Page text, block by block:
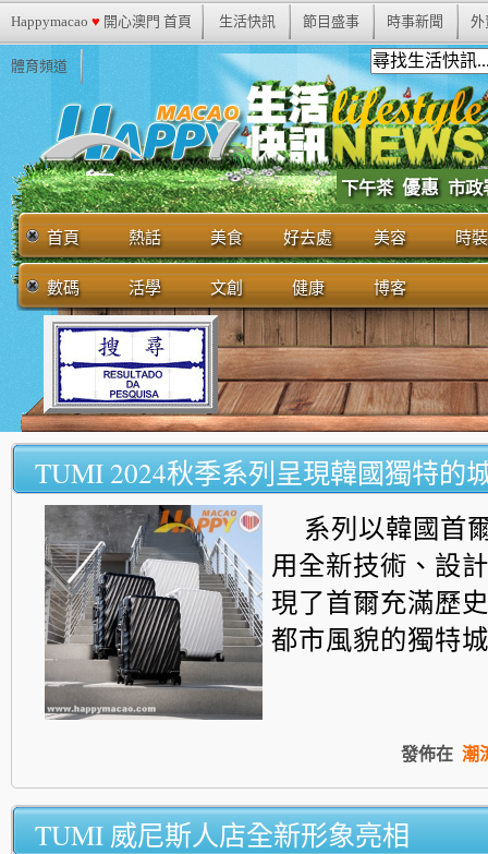
Happymacao ♥ 開心澳門 首頁 生活快訊 節目盛事 時事新聞 外
體育頻道
下午茶 優惠 市政
首頁 熱話 美食 好去處 美容 時裝
數碼 活學 文創 健康 博客
TUMI 2024秋季系列呈現韓國獨特的
系列以韓國首
用全新技術、設
現了首爾充滿歷
都市風貌的獨特
發佈在 潮
TUMI 威尼斯人店全新形象亮相